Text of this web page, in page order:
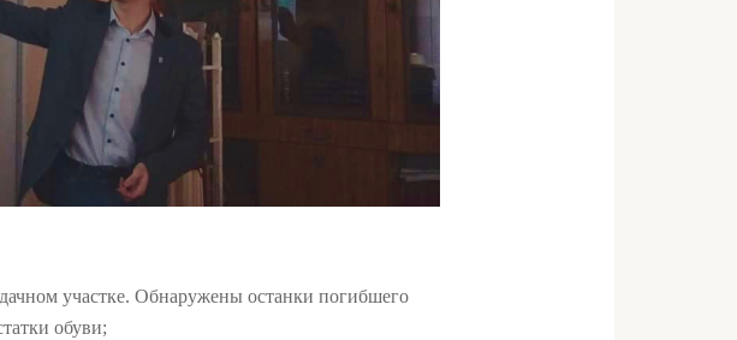
участке. Обнаружены останки погибшего
обуви;